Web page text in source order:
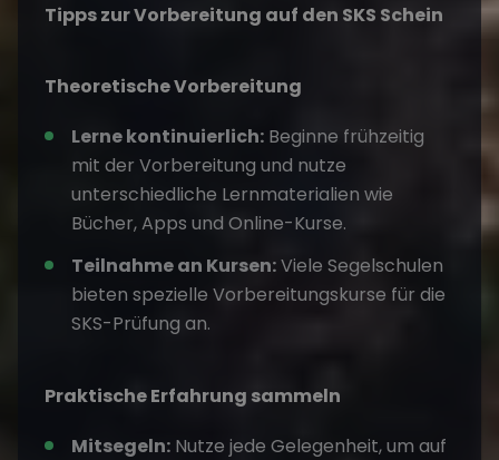
Tipps zur Vorbereitung auf den SKS Schein
Theoretische Vorbereitung
Lerne kontinuierlich: Beginne frühzeitig
mit der Vorbereitung und nutze
unterschiedliche Lernmaterialien wie
Bücher, Apps und Online-Kurse.
Teilnahme an Kursen:Viele Segelschulen
bieten spezielle Vorbereitungskurse für die
SKS-Prüfung an.
Praktische Erfahrung sammeln
Mitsegeln: Nutze jede Gelegenheit, um auf